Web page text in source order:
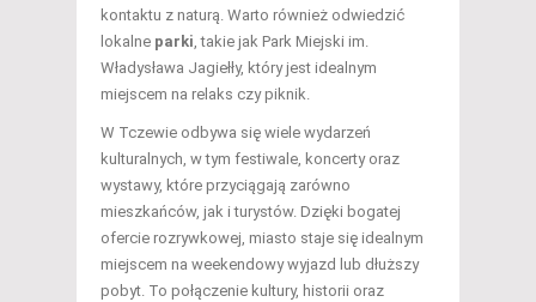
kontaktu z naturą. Warto również odwiedzić
lokalne parki, takie jak Park Miejski im.
Władysława Jagiełły, który jest idealnym
miejscem na relaks czy piknik.
W Tczewie odbywa się wiele wydarzeń
kulturalnych, w tym festiwale, koncerty oraz
wystawy, które przyciągają zarówno
mieszkańców, jak i turystów. Dzięki bogatej
ofercie rozrywkowej, miasto staje się idealnym
miejscem na weekendowy wyjazd lub dłuższy
pobyt. To połączenie kultury, historii oraz